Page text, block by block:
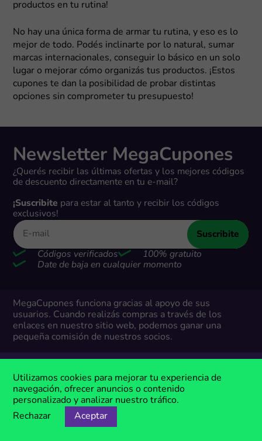
productos en tu rutina!
No hay una única forma de armar tu rutina, y eso es lo
mejor de todo. Podés inclinarte por lo natural, sumar
marcas internacionales, conseguir lo básico en un solo
lugar o mejorar cómo organizás tus productos. ¡Estos
cupones te dan la posibilidad de probar distintas
opciones sin comprometer tu presupuesto!
Newsletter MegaCupones
¿Querés recibir las últimas ofertas y los mejores códigos
de descuento directamente en tu e-mail?
¡Suscribite para estar al tanto y recibir los códigos
exclusivos!
Suscribite
Códigos verificados
100% gratuito
Date de baja en cualquier momento
MegaCupones funciona gracias al apoyo de sus
usuarios. Cuando realizás compras a través de los
enlaces en nuestro sitio web, podemos ganar una
pequeña comisión de nuestros socios.
Descuentos
Cupones exclusivos
Cupones - Top 20
Utilizamos cookies para mejorar tu experiencia de
navegación, ofrecer anuncios o contenido
personalizado y analizar nuestro tráfico.
Rechazar
Aceptar